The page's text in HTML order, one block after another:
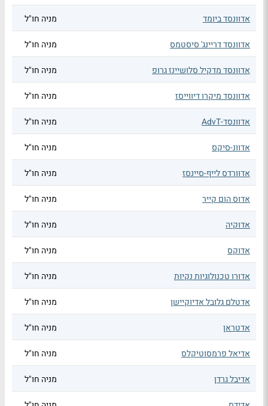
אדוונסד ביומד מניה חו"ל
אדוונסד דריינג' סיסטמס מניה חו"ל
אדוונסד מדקיל סלושיינז גרופ מניה חו"ל
אדוונסד מיקרו דיווייסז מניה חו"ל
אדוונסד-AdvT מניה חו"ל
אדוונ-סיקס מניה חו"ל
אדוורדס לייף-סיינסז מניה חו"ל
אדוס הום קייר מניה חו"ל
אדוקיה מניה חו"ל
אדוקס מניה חו"ל
אדורו טכנולוגיות נקיות מניה חו"ל
אדטלם גלובל אדיוקיישן מניה חו"ל
אדטראן מניה חו"ל
אדיאל פרמסוטיקלס מניה חו"ל
אדיבל גרדן מניה חו"ל